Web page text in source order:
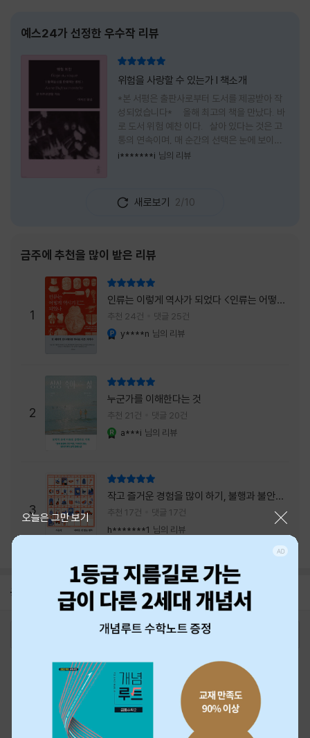
예스24가 선정한 우수작 리뷰
위험을 사랑할 수 있는가 l 책소개
*본 서평은 출판사로부터 도서를 제공받아 작
성되었습니다* 올해 최고의 책을 만났다. 바
로 도서 위험 예찬 이다. 살아 있다는 것은 고
통의 연속이며, 매 순간의 선택은 눈에 보이지
않는 위험을 감수해야 한다는 것을 의미한다.
도전하고 미지의 세계로 발을 내딛기란 결코 쉬
운 일이 아니다. 그러나 이 책을 읽다 보면 그 마
내가 진실로 원했던 방향을 향해 움직이고 있을
지도 모른다. 위험은 두려움의 대상이 아니라,
내가 진짜 원하는 삶으로 향하는 문 앞에 늘 함
께 서 있기 때문이다. 이 책은 프랑스의 철학
자이자 정신분석가인 안 뒤푸르망
i*******i 님의 리뷰
새로보기 2/10
금주에 추천을 많이 받은 리뷰
1
인류는 이렇게 역사가 되었다 <인류는 어떻게
역사가 되었나>
추천 24건 댓글 25건
y****n 님의 리뷰
2
누군가를 이해한다는 것
추천 21건 댓글 20건
a***i 님의 리뷰
3
작고 즐거운 경험을 많이 하기, 불행과 불안을
회피하지 말기, 그리고 좋은 사람을 많이 만나
기.
추천 17건
댓글 17건
h*******1 님의 리뷰
공지 26년 NBCI 수상 안내
오늘은 그만 보기
최근 본 상품
고객센터 1544-3800 티켓 1544-6399
중고샵 1566-4295
eBook 1:1문의/채팅상담
예스이십사(주) 사업자 정보
이용약관
청소년보호정책
PC버전
거래처관계자께